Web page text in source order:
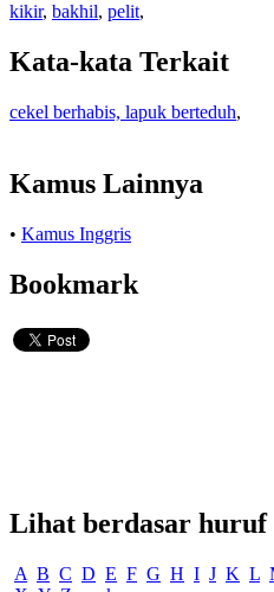
kikir, bakhil, pelit,
Kata-kata Terkait
cekel berhabis, lapuk berteduh,
Kamus Lainnya
• Kamus Inggris
Bookmark
Lihat berdasar huruf
A B C D E F G H I J K L